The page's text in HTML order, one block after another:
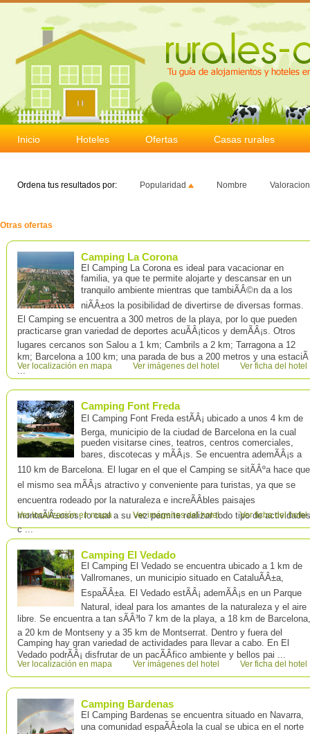
Inicio Hoteles Ofertas Casas rurales
Ordena tus resultados por: Popularidad Nombre
Otras ofertas
Camping La Corona
El Camping La Corona es ideal para vacacionar en
familia, ya que te permite alojarte y descansar en un
tranquilo ambiente mientras que tambiÃÂ©n da a los
niÃÂ±os la posibilidad de divertirse de diversas formas.
El Camping se encuentra a 300 metros de la playa, por lo que pueden
practicarse gran variedad de deportes acuÃÂ¡ticos y demÃÂ¡s. Otros
lugares cercanos son Salou a 1 km; Cambrils a 2 km; Tarragona a 12
km; Barcelona a 100 km; una parada de bus a 200 metros y una estaciÃ
...
Ver localización en mapa Ver imágenes del hotel Ver ficha del hotel
Camping Font Freda
El Camping Font Freda estÃÂ¡ ubicado a unos 4 km de
Berga, municipio de la ciudad de Barcelona en la cual
pueden visitarse cines, teatros, centros comerciales,
bares, discotecas y mÃÂ¡s. Se encuentra ademÃÂ¡s a
110 km de Barcelona. El lugar en el que el Camping se sitÃÂºa hace que
el mismo sea mÃÂ¡s atractivo y conveniente para turistas, ya que se
encuentra rodeado por la naturaleza e increÃÂ­bles paisajes
montaÃÂ±osos, lo cual a su vez permite realizar todo tipo de actividades
c ...
Ver localización en mapa Ver imágenes del hotel Ver ficha del hotel
Camping El Vedado
El Camping El Vedado se encuentra ubicado a 1 km de
Vallromanes, un municipio situado en CataluÃÂ±a,
EspaÃÂ±a. El Vedado estÃÂ¡ ademÃÂ¡s en un Parque
Natural, ideal para los amantes de la naturaleza y el aire
libre. Se encuentra a tan sÃÂ³lo 7 km de la playa, a 18 km de Barcelona,
a 20 km de Montseny y a 35 km de Montserrat. Dentro y fuera del
Camping hay gran variedad de actividades para llevar a cabo. En El
Vedado podrÃÂ¡ disfrutar de un pacÃÂ­fico ambiente y bellos pai ...
Ver localización en mapa Ver imágenes del hotel Ver ficha del hotel
Camping Bardenas
El Camping Bardenas se encuentra situado en Navarra,
una comunidad espaÃÂ±ola la cual se ubica en el norte